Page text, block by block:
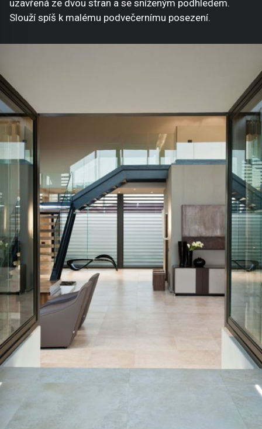
uzavřená ze dvou stran a se sníženým podhledem.
Slouží spíš k malému podvečernímu posezení.